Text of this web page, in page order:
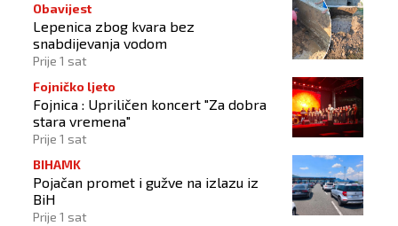
Obavijest
Lepenica zbog kvara bez
snabdijevanja vodom
Prije 1 sat
Fojničko ljeto
Fojnica : Upriličen koncert "Za dobra
stara vremena"
Prije 1 sat
BIHAMK
Pojačan promet i gužve na izlazu iz
BiH
Prije 1 sat